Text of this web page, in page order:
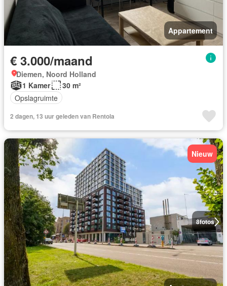
Appartement
€ 3.000/maand
Diemen, Noord Holland
1 Kamer
30 m²
Opslagruimte
2 dagen, 13 uur geleden van Rentola
8fotos
Nieuw